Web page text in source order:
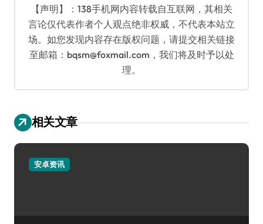
【声明】：138手机网内容转载自互联网，其相关
言论仅代表作者个人观点绝非权威，不代表本站立
场。如您发现内容存在版权问题，请提交相关链接
至邮箱：bqsm@foxmail.com，我们将及时予以处
理。
相关文章
安卓资讯